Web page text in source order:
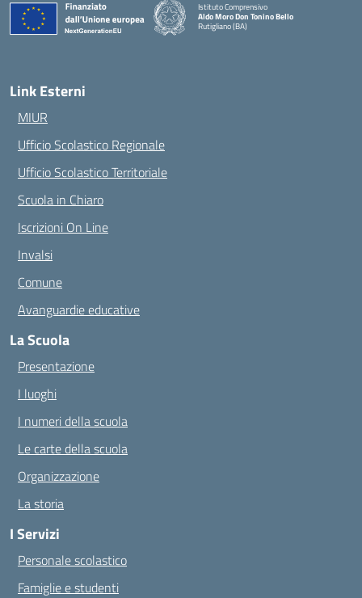
Istituto Comprensivo
Aldo Moro Don Tonino Bello
Rutigliano (BA)
— Visita la pagina iniziale della scuola
Link Esterni
MIUR
Ufficio Scolastico Regionale
Ufficio Scolastico Territoriale
Scuola in Chiaro
Iscrizioni On Line
Invalsi
Comune
Avanguardie educative
La Scuola
Presentazione
I luoghi
I numeri della scuola
Le carte della scuola
Organizzazione
La storia
I Servizi
Personale scolastico
Famiglie e studenti